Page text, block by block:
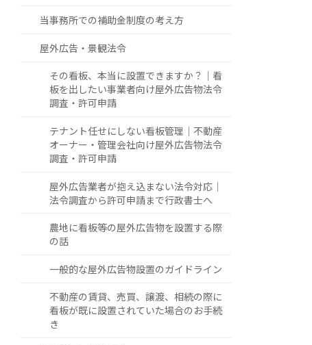
当事務所での補助金制度の考え方
屋外広告・景観法令
その看板、本当に設置できますか？｜看
板を出したい事業者向け屋外広告物法令
調査・許可申請
テナント任せにしない看板管理｜不動産
オーナー・管理会社向け屋外広告物法令
調査・許可申請
屋外広告業者が抱え込まない法令対応｜
法令調査から許可申請まで行政書士へ
農地に看板等の屋外広告物を設置する際
の話
一般的な屋外広告物設置のガイドライン
不動産の賃貸、売買、譲渡、相続の際に
看板が既に設置されていた場合のお手続
き